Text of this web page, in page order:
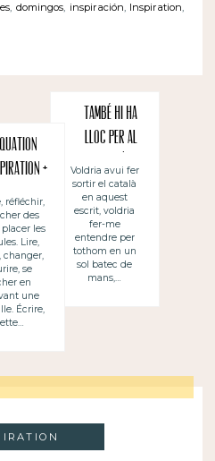
, domingos, inspiración, Inspiration,
+
magie +
= Un
Texte
réfléchir,
des
placer les
Lire,
changer,
se
en
une
Écrire,
També hi ha
lloc per al
català
Voldria avui fer
sortir el català
en aquest
escrit, voldria
fer-me
entendre per
tothom en un
sol batec de
mans,…